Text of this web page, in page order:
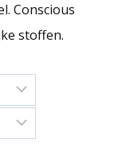
Conscious
stoffen.